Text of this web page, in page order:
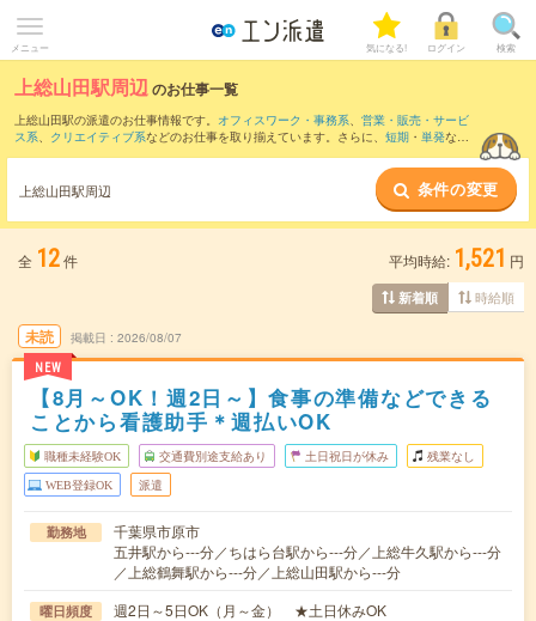
メニュー 気になる! ログイン 検索
上総山田駅周辺のお仕事一覧
上総山田駅の派遣のお仕事情報です。 オフィスワーク・事務系、 営業・販売・サービ
ス系、 クリエイティブ系などのお仕事を取り揃えています。さらに、 短期 ・ 単発など
また、五井駅・蘇我駅
など近隣駅のお仕事もご確認い
ただけます。
上総山田駅周辺 条件の変更
全 12件 平均時給: 1,521 円
新着順 時給順
未読
NEW
掲載日 2026/08/07
【8月～OK！週2日～】食事の準備などできる
ことから看護助手＊週払いOK
職種未経験OK 交通費別途支給あり 土日祝日が休み 残業なし
WEB登録OK 派遣
勤務地
千葉県市原市
五井駅から---分／ちはら台駅から---分／上総牛久駅から---分
／上総鶴舞駅から---分／上総山田駅から---分
曜日頻度 週2日～5日OK（月～金） ★土日休みOK